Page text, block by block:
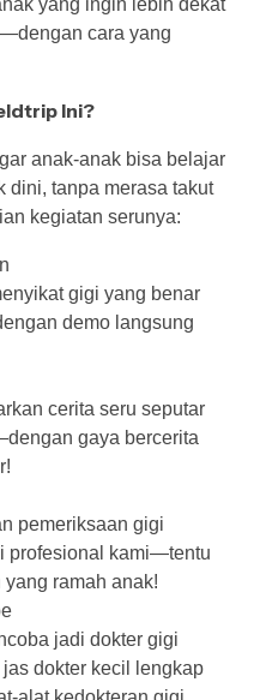
yang ingin lebih dekat
cara yang
Ini?
anak-anak bisa belajar
dini, tanpa merasa takut
kegiatan serunya:
gigi yang benar
demo langsung
cerita seru seputar
gaya bercerita
pemeriksaan gigi
profesional kami—tentu
ramah anak!
jadi dokter gigi
dokter kecil lengkap